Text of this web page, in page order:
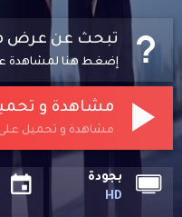
تبحث عن عرض
إضغط هنا لمشاهدة
مشاهدة و
مشاهدة و تحميل
بجودة
HD